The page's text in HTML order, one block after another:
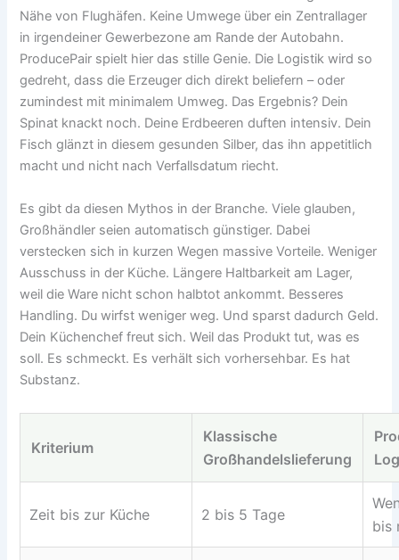
Nähe von Flughäfen. Keine Umwege über ein Zentrallager
in irgendeiner Gewerbezone am Rande der Autobahn.
ProducePair spielt hier das stille Genie. Die Logistik wird so
gedreht, dass die Erzeuger dich direkt beliefern – oder
zumindest mit minimalem Umweg. Das Ergebnis? Dein
Spinat knackt noch. Deine Erdbeeren duften intensiv. Dein
Fisch glänzt in diesem gesunden Silber, das ihn appetitlich
macht und nicht nach Verfallsdatum riecht.
Es gibt da diesen Mythos in der Branche. Viele glauben,
Großhändler seien automatisch günstiger. Dabei
verstecken sich in kurzen Wegen massive Vorteile. Weniger
Ausschuss in der Küche. Längere Haltbarkeit am Lager,
weil die Ware nicht schon halbtot ankommt. Besseres
Handling. Du wirfst weniger weg. Und sparst dadurch Geld.
Dein Küchenchef freut sich. Weil das Produkt tut, was es
soll. Es schmeckt. Es verhält sich vorhersehbar. Es hat
Substanz.
Kriterium
Klassische
Großhandelslieferung
Zeit bis zur Küche 2 bis 5 Tage
bis